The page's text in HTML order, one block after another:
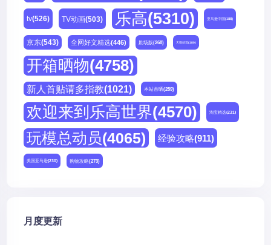
tv(526) TV动画(503) 乐高(5310) 亚马逊中国(188)
京东(543) 全网好文精选(446) 剧场版(268) 天猫精选(180)
开箱晒物(4758)
新人首贴请多指教(1021) 本站首晒(259)
欢迎来到乐高世界(4570) 淘宝精选(231)
玩模总动员(4065) 经验攻略(911)
美国亚马逊(230) 购物攻略(273)
月度更新